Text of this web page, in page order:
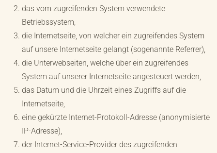
das vom zugreifenden System verwendete
Betriebssystem,
die Internetseite, von welcher ein zugreifendes System
auf unsere Internetseite gelangt (sogenannte Referrer),
die Unterwebseiten, welche über ein zugreifendes
System auf unserer Internetseite angesteuert werden,
das Datum und die Uhrzeit eines Zugriffs auf die
Internetseite,
eine gekürzte Internet-Protokoll-Adresse (anonymisierte
IP-Adresse),
der Internet-Service-Provider des zugreifenden